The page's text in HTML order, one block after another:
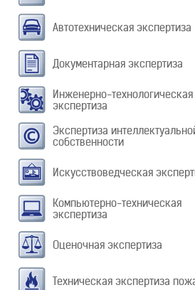
Автотехническая экспертиза
Документарная экспертиза
Инженерно-технологическая
экспертиза
Экспертиза
собственности
Искусствоведческая
Компьютерно-техническая
экспертиза
Оценочная экспертиза
Техническая экспертиза